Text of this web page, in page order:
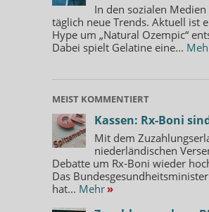
In den sozialen
täglich neue Trends. Aktuell ist
Hype um „Natural Ozempic“
Dabei spielt Gelatine eine...
MEIST KOMMENTIERT
Kassen: Rx-Boni
Mit dem
niederländischen
Debatte um Rx-Boni wieder
Das
hat... Mehr »